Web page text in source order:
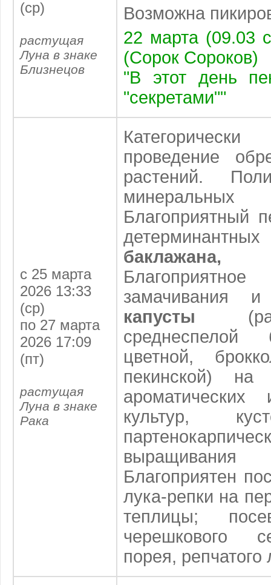
(ср)
растущая
Луна в знаке
Близнецов
Возможна
22 марта (09.03
(Сорок Сороков)
"В этот день
"секретами""
с 25 марта
2026 13:33
(ср)
по 27 марта
2026 17:09
(пт)
растущая
Луна в знаке
Рака
проведение
растений.
Благоприятный
замачивания
капусты
среднеспелой
цветной,
пекинской) на
ароматических
культур,
Благоприятен
лука-репки на
теплицы;
черешкового
порея, репчатого